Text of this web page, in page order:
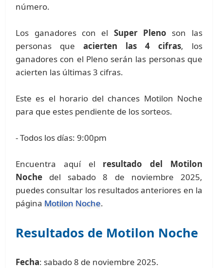
número.
Los ganadores con el Super Pleno son las
personas queacierten las 4 cifras, los
ganadores con el Pleno serán las personas que
acierten las últimas 3 cifras.
Este es el horario del chances Motilon Noche
para que estes pendiente de los sorteos.
- Todos los días: 9:00pm
Encuentra aquí el resultado del Motilon
Noche del sabado 8 de noviembre 2025,
puedes consultar los resultados anteriores en la
página Motilon Noche.
Resultados de Motilon Noche
Fecha: sabado 8 de noviembre 2025.